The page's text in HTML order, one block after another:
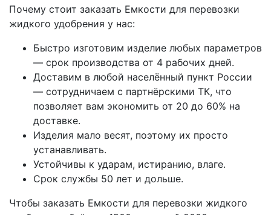
Почему стоит заказать Емкости для перевозки
жидкого удобрения у нас:
Быстро изготовим изделие любых параметров
— срок производства от 4 рабочих дней.
Доставим в любой населённый пункт России
— сотрудничаем с партнёрскими ТК, что
позволяет вам экономить от 20 до 60% на
доставке.
Изделия мало весят, поэтому их просто
устанавливать.
Устойчивы к ударам, истиранию, влаге.
Срок службы 50 лет и дольше.
Чтобы заказать Емкости для перевозки жидкого